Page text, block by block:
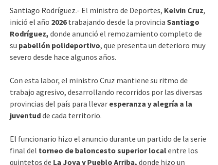
Santiago Rodríguez.- El ministro de Deportes, Kelvin Cruz,
inició el año 2026trabajando desde la provincia Santiago
Rodríguez, donde anunció el remozamiento completo de
su pabellón polideportivo, que presenta un deterioro muy
severo desde hace algunos años.
Con esta labor, el ministro Cruz mantiene su ritmo de
trabajo agresivo, desarrollando recorridos por las diversas
provincias del país para llevar esperanza y alegría a la
juventudde cada territorio.
El funcionario hizo el anuncio durante un partido de la serie
final del torneo de baloncesto superior localentre los
quintetos de La Joya y Pueblo Arriba, donde hizo un